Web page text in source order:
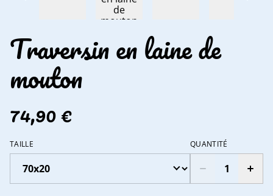
Traversin en laine de
mouton
74,90 €
TAILLE QUANTITÉ